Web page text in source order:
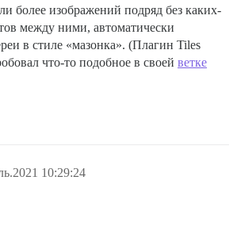
более изображений подряд без каких-
между ними, автоматически
в стиле «мазонка». (Плагин Tiles
что-то подобное в своей ветке
10:29:24